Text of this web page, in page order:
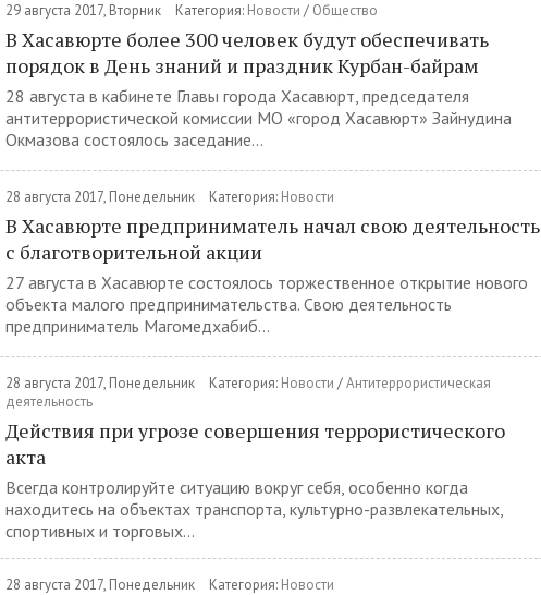
29 августа 2017, Вторник Категория: Новости / Общество
В Хасавюрте более 300 человек будут обеспечивать
порядок в День знаний и праздник Курбан-байрам
28 августа в кабинете Главы города Хасавюрт, председателя
антитеррористической комиссии МО «город Хасавюрт» Зайнудина
Окмазова состоялось заседание...
28 августа 2017, Понедельник Категория: Новости
В Хасавюрте предприниматель начал свою деятельность
с благотворительной акции
27 августа в Хасавюрте состоялось торжественное открытие нового
объекта малого предпринимательства. Свою деятельность
предприниматель Магомедхабиб...
28 августа 2017, Понедельник Категория: Новости /Антитеррористическая
деятельность
Действия при угрозе совершения террористического
акта
Всегда контролируйте ситуацию вокруг себя, особенно когда
находитесь на объектах транспорта, культурно-развлекательных,
спортивных и торговых...
28 августа 2017, Понедельник Категория: Новости